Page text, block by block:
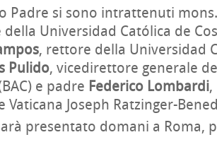
Padre si sono intrattenuti
della Universidad Católica de
, rettore della Universidad
Pulido, vicedirettore generale
e padre Federico Lombardi,
Vaticana Joseph Ratzinger-
presentato domani a Roma,